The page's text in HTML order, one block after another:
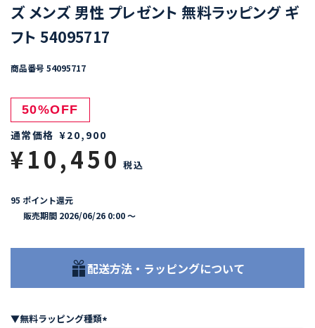
ズ メンズ 男性 プレゼント 無料ラッピング ギ
フト 54095717
商品番号 54095717
50%OFF
通常価格 ¥20,900
¥10,450 税込
95 ポイント還元
販売期間 2026/06/26 0:00〜
配送方法・ラッピングについて
▼無料ラッピング種類